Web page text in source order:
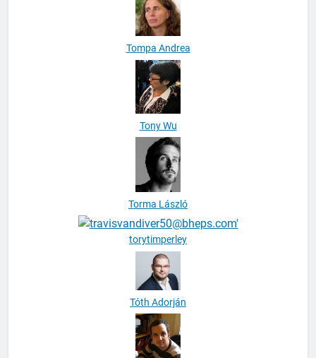
Tompa Andrea
Tony Wu
Torma László
torytimperley
Tóth Adorján
Tóth Balázs